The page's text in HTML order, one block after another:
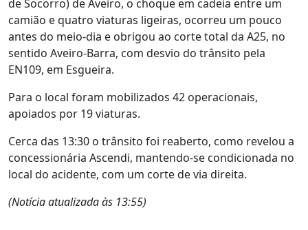
de Socorro) de Aveiro, o choque em cadeia entre um
camião e quatro viaturas ligeiras, ocorreu um pouco
antes do meio-dia e obrigou ao corte total da A25, no
sentido Aveiro-Barra, com desvio do trânsito pela
EN109, em Esgueira.
Para o local foram mobilizados 42 operacionais,
apoiados por 19 viaturas.
Cerca das 13:30 o trânsito foi reaberto, como revelou a
concessionária Ascendi, mantendo-se condicionada no
local do acidente, com um corte de via direita.
(Notícia atualizada às 13:55)